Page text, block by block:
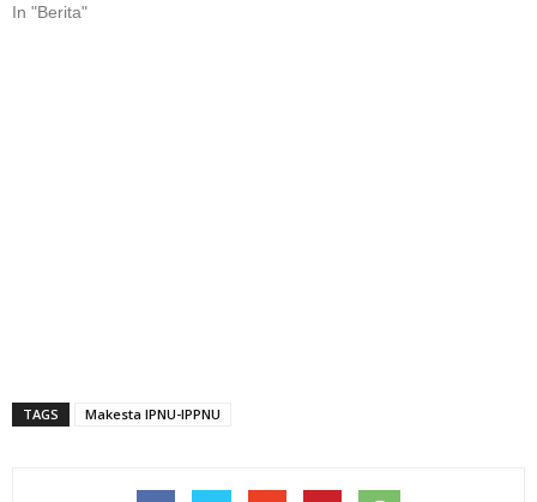
In "Berita"
TAGS Makesta IPNU-IPPNU